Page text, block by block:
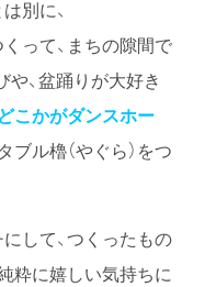
別に、
って、まちの隙間で
や、盆踊りが大好き
こかがダンスホー
ル櫓（やぐら）をつ
して、つくったもの
粋に嬉しい気持ちに